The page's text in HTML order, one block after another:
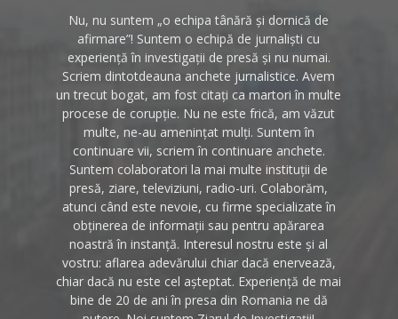
Nu, nu suntem „o echipa tânără și dornică de
afirmare”! Suntem o echipă de jurnaliști cu
experiență în investigații de presă și nu numai.
Scriem dintotdeauna anchete jurnalistice. Avem
un trecut bogat, am fost citați ca martori în multe
procese de corupție. Nu ne este frică, am văzut
multe, ne-au amenințat mulți. Suntem în
continuare vii, scriem în continuare anchete.
Suntem colaboratori la mai multe instituții de
presă, ziare, televiziuni, radio-uri. Colaborăm,
atunci când este nevoie, cu firme specializate în
obținerea de informații sau pentru apărarea
noastră în instanță. Interesul nostru este și al
vostru: aflarea adevărului chiar dacă enervează,
chiar dacă nu este cel așteptat. Experiență de mai
bine de 20 de ani în presa din Romania ne dă